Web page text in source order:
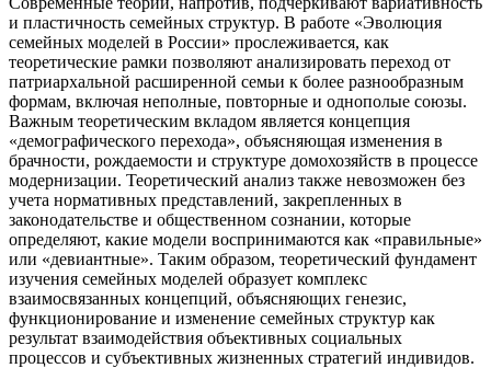
и пластичность семейных структур. В работе «Эволюция
семейных моделей в России» прослеживается, как
теоретические рамки позволяют анализировать переход от
патриархальной расширенной семьи к более разнообразным
формам, включая неполные, повторные и однополые союзы.
Важным теоретическим вкладом является концепция
«демографического перехода», объясняющая изменения в
брачности, рождаемости и структуре домохозяйств в процессе
модернизации. Теоретический анализ также невозможен без
учета нормативных представлений, закрепленных в
законодательстве и общественном сознании, которые
определяют, какие модели воспринимаются как «правильные»
или «девиантные». Таким образом, теоретический фундамент
изучения семейных моделей образует комплекс
взаимосвязанных концепций, объясняющих генезис,
функционирование и изменение семейных структур как
результат взаимодействия объективных социальных
процессов и субъективных жизненных стратегий индивидов.